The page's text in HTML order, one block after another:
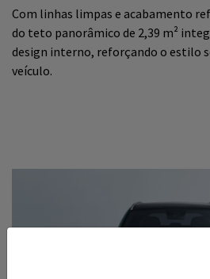
Com linhas limpas e acabamento
do teto panorâmico de 2,39 m²
design interno, reforçando o estilo
veículo.